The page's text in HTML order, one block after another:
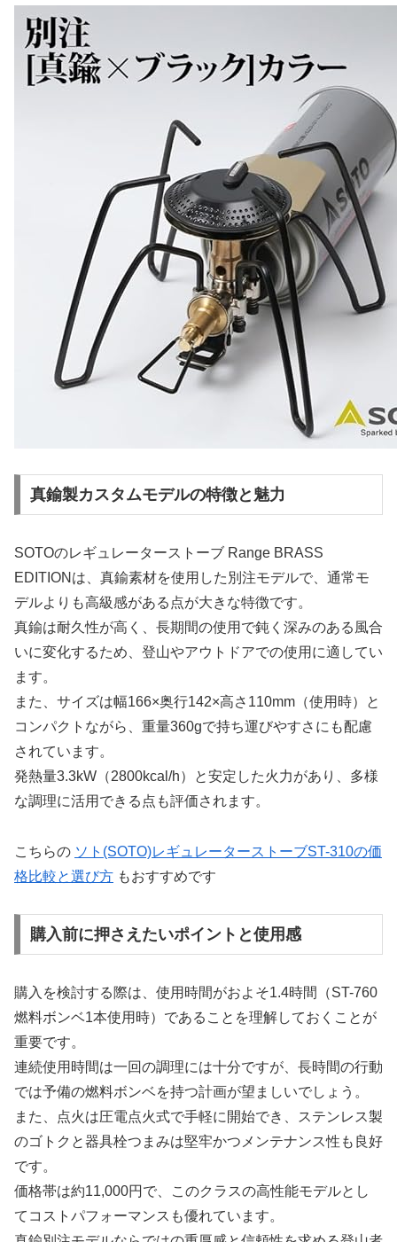
真鍮製カスタムモデルの特徴と魅力
SOTOのレギュレーターストーブ Range BRASS
EDITIONは、真鍮素材を使用した別注モデルで、通常モ
デルよりも高級感がある点が大きな特徴です。
真鍮は耐久性が高く、長期間の使用で鈍く深みのある風合
いに変化するため、登山やアウトドアでの使用に適してい
ます。
また、サイズは幅166×奥行142×高さ110mm（使用時）と
コンパクトながら、重量360gで持ち運びやすさにも配慮
されています。
発熱量3.3kW（2800kcal/h）と安定した火力があり、多様
な調理に活用できる点も評価されます。
こちらの ソト(SOTO)レギュレーターストーブST-310の価
格比較と選び方 もおすすめです
購入前に押さえたいポイントと使用感
購入を検討する際は、使用時間がおよそ1.4時間（ST-760
燃料ボンベ1本使用時）であることを理解しておくことが
重要です。
連続使用時間は一回の調理には十分ですが、長時間の行動
では予備の燃料ボンベを持つ計画が望ましいでしょう。
また、点火は圧電点火式で手軽に開始でき、ステンレス製
のゴトクと器具栓つまみは堅牢かつメンテナンス性も良好
です。
価格帯は約11,000円で、このクラスの高性能モデルとし
てコストパフォーマンスも優れています。